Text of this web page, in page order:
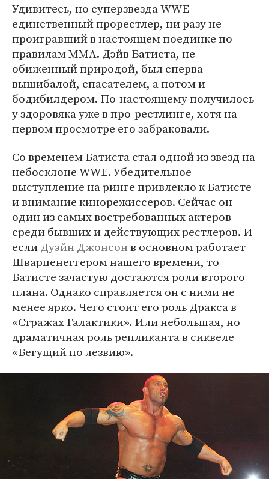
Удивитесь, но суперзвезда WWE —
единственный прорестлер, ни разу не
проигравший в настоящем поединке по
правилам MMA. Дэйв Батиста, не
обиженный природой, был сперва
вышибалой, спасателем, а потом и
бодибилдером. По-настоящему получилось
у здоровяка уже в про-рестлинге, хотя на
первом просмотре его забраковали.
Со временем Батиста стал одной из звезд на
небосклоне WWE. Убедительное
выступление на ринге привлекло к Батисте
и внимание кинорежиссеров. Сейчас он
один из самых востребованных актеров
среди бывших и действующих рестлеров. И
еслиДуэйн Джонсонв основном работает
Шварценеггером нашего времени, то
Батисте зачастую достаются роли второго
плана. Однако справляется он с ними не
менее ярко. Чего стоит его роль Дракса в
«Стражах Галактики». Или небольшая, но
драматичная роль репликанта в сиквеле
«Бегущий по лезвию».